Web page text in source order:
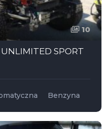
10
SPORT
Benzyna